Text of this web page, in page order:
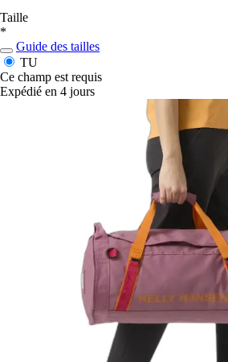
Taille
*
Guide des tailles
TU
Ce champ est requis
Expédié en 4 jours